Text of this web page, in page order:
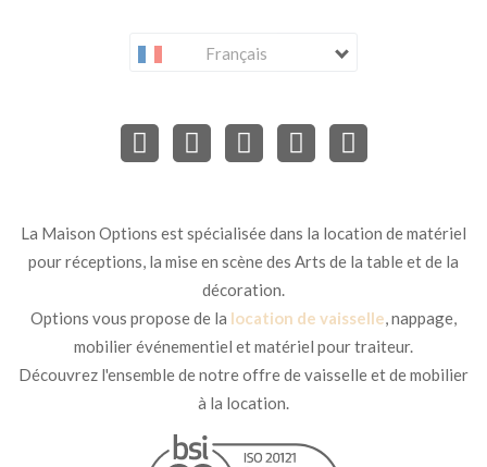
Français
La Maison Options est spécialisée dans la location de matériel
pour réceptions, la mise en scène des Arts de la table et de la
décoration.
Options vous propose de la location de vaisselle, nappage,
mobilier événementiel et matériel pour traiteur.
Découvrez l'ensemble de notre offre de vaisselle et de mobilier
à la location.